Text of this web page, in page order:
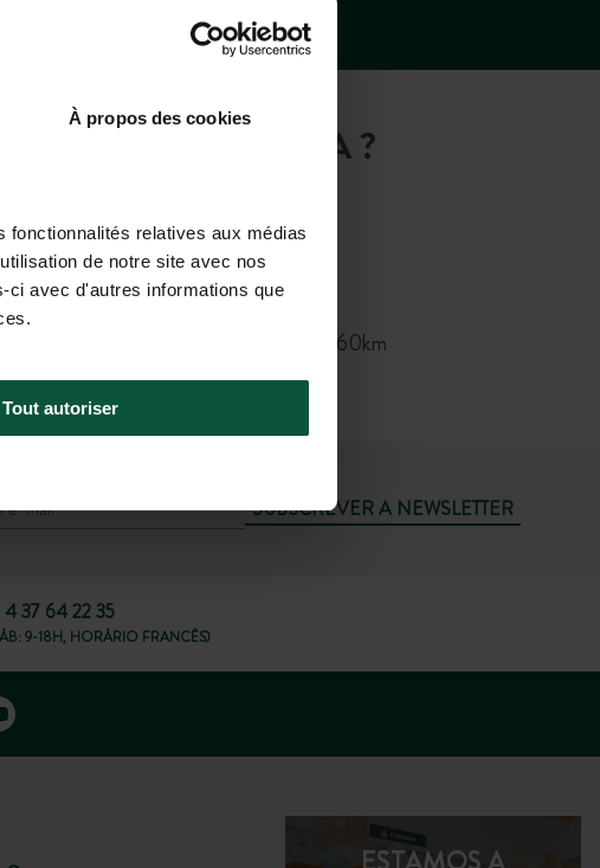
À propos des cookies
fonctionnalités relatives aux médias
de notre site avec nos
ci avec d'autres informations que
Tout autoriser
DE DOÑANA ?
Aeroporto de Sevilha a 60km
SUBSCREVER A NEWSLETTER
4 37 64 22 35
9-18H, HORÁRIO FRANCÊS)